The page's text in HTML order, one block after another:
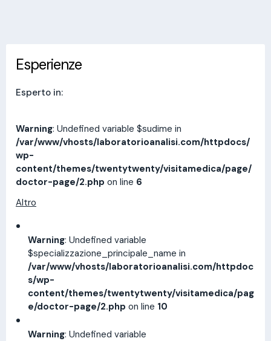
Esperienze
Esperto in:
Warning: Undefined variable $sudime in
/var/www/vhosts/laboratorioanalisi.com/httpdocs/
wp-
content/themes/twentytwenty/visitamedica/page/
doctor-page/2.php on line 6
Altro
Warning: Undefined variable
$specializzazione_principale_name in
/var/www/vhosts/laboratorioanalisi.com/httpdoc
s/wp-
content/themes/twentytwenty/visitamedica/pag
e/doctor-page/2.php on line 10
Warning: Undefined variable